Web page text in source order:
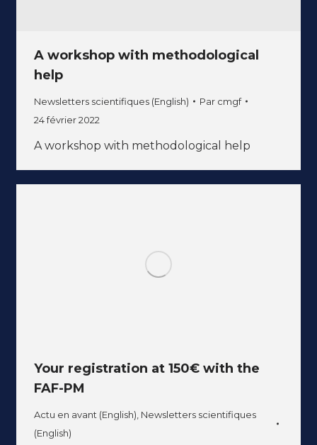
A workshop with methodological
help
Newsletters scientifiques (English) Par cmgf
24 février 2022
A workshop with methodological help
Your registration at 150€ with the
FAF-PM
Actu en avant (English), Newsletters scientifiques
(English)